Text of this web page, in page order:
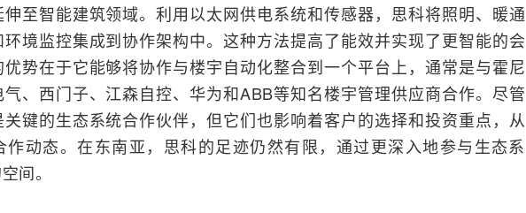
至智能建筑领域。利用以太网供电系统和传感器，思科将照明、暖通
境监控集成到协作架构中。这种方法提高了能效并实现了更智能的会
势在于它能够将协作与楼宇自动化整合到一个平台上，通常是与霍尼
、 西门子、江森自控、 华为和ABB等知名楼宇管理供应商合作。尽管
键的生态系统合作伙伴，但它们也影响着客户的选择和投资重点，从
作动态。在东南亚，思科的足迹仍然有限，通过更深入地参与生态系
间。